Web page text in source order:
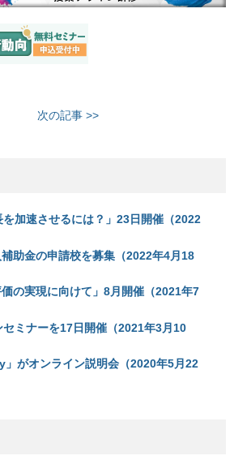
次の記事 >>
加速させるには？」23日開催（2022
助金の申請校を募集（2022年4月18
の実現に向けて」8月開催（2021年7
ミナーを17日開催（2021年3月10
がオンライン説明会（2020年5月22